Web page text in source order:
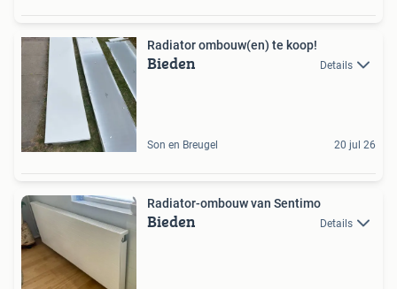
Radiator ombouw(en) te koop!
Bieden Details
Son en Breugel 20 jul 26
Radiator-ombouw van Sentimo
Bieden Details